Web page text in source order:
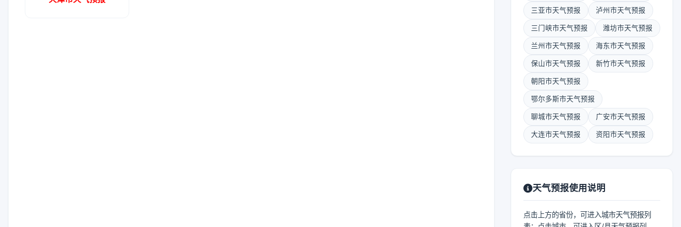
三亚市天气预报 泸州市天气预报
三门峡市天气预报 潍坊市天气预报
兰州市天气预报 海东市天气预报
保山市天气预报 新竹市天气预报
朝阳市天气预报
鄂尔多斯市天气预报
聊城市天气预报 广安市天气预报
大连市天气预报 资阳市天气预报
天气预报使用说明
点击上方的省份，可进入城市天气预报列